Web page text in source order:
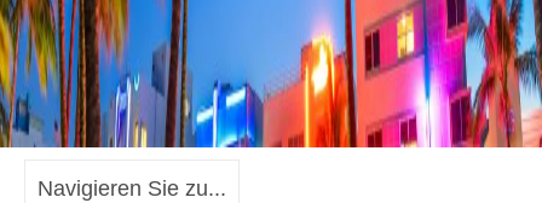
Navigieren Sie zu...